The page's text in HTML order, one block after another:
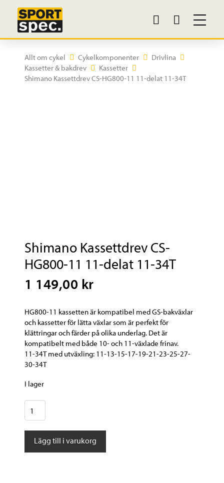
Allt om cykel Cykelkomponenter
Drivlina
Kassetter & bakdrev
Kassetter
Shimano Kassettdrev CS-HG800-11 11-delat 11-34T
Shimano Kassettdrev CS-
HG800-11 11-delat 11-34T
1 149,00 kr
HG800-11 kassetten är kompatibel med GS-bakväxlar
och kassetter för lätta växlar som är perfekt för
klättringar och färder på olika underlag. Det är
kompatibelt med både 10- och 11-växlade frinav.
11-34T med utväxling: 11-13-15-17-19-21-23-25-27-
30-34T
I lager
Shimano
Kassettdrev
CS-
HG800-
Lägg till i varukorg